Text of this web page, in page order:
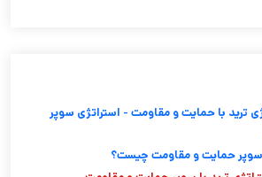
ترید با حمایت و مقاومت - استراتژی سوپر